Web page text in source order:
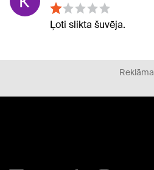
Ļoti slikta šuvēja.
Reklāma